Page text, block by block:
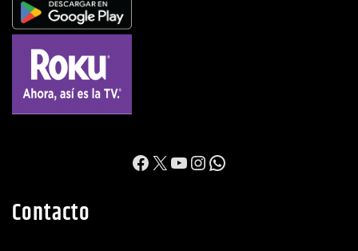
https://
X YouTube
Instagram
WhatsApp
Contacto